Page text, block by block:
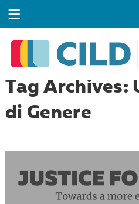
Tag Archives:
di Genere